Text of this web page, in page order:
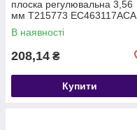
плоска регулювальна 3,56
мм T215773 EC463117ACA
В наявності
208,14 ₴
Купити